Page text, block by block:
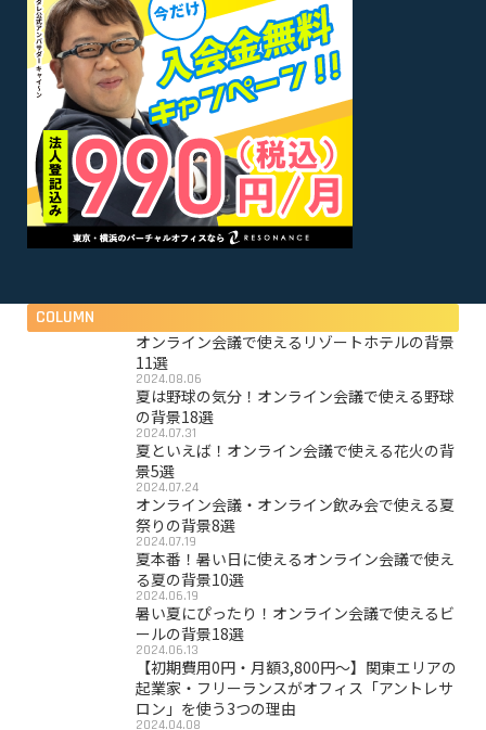
COLUMN
オンライン会議で使えるリゾートホテルの背景
11選
2024.08.06
夏は野球の気分！オンライン会議で使える野球
の背景18選
2024.07.31
夏といえば！オンライン会議で使える花火の背
景5選
2024.07.24
オンライン会議・オンライン飲み会で使える夏
祭りの背景8選
2024.07.19
夏本番！暑い日に使えるオンライン会議で使え
る夏の背景10選
2024.06.19
暑い夏にぴったり！オンライン会議で使えるビ
ールの背景18選
2024.06.13
【初期費用0円・月額3,800円〜】関東エリアの
起業家・フリーランスがオフィス「アントレサ
ロン」を使う3つの理由
2024.04.08